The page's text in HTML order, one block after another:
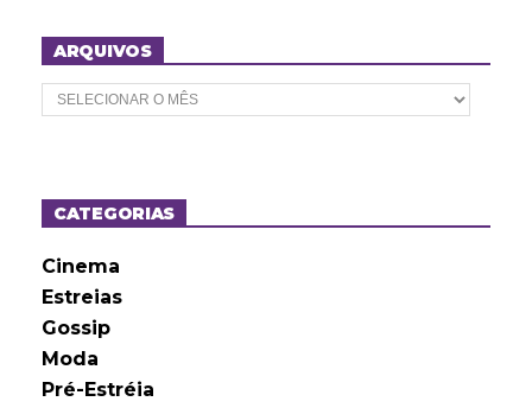
ARQUIVOS
A
r
o
sCATEGORIAS
Cinema
Estreias
Gossip
Moda
Pré-Estréia